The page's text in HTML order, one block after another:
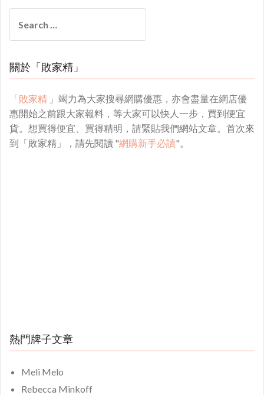
for:
關於「敗家精」
「敗家精 」竭力為大家搜尋網購優惠，亦會盡量在網店優
惠開始之前跟大家報料，等大家可以快人一步，買到便宜
貨。想買得便宜、買得精明，請緊貼我們網站文章。首次來
到「敗家精」，請先閱讀 "網購新手必讀"。
熱門牌子文章
Meli Melo
Rebecca Minkoff